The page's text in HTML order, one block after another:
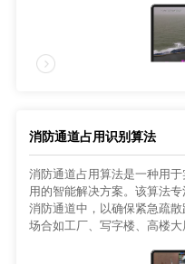
消防通道占用识别算法
消防通道占用算法是一种用
用的智能解决方案。该算法
消防通道中，以确保紧急疏
场合如工厂、写字楼、高楼